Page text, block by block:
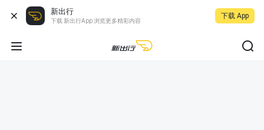
新出行
下载 新出行App 浏览更多精彩内容
下载 App